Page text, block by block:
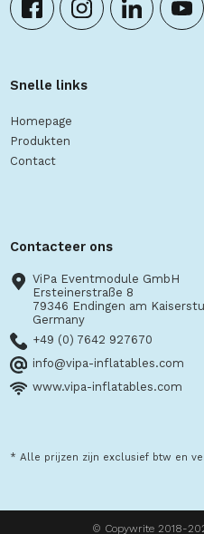
Snelle links
Homepage
Produkten
Contact
Contacteer ons
ViPa Eventmodule GmbH
Ersteinerstraße 8
79346 Endingen am
Germany
+49 (0) 7642 927670
info@vipa-inflatables.com
www.vipa-inflatables.com
* Alle prijzen zijn exclusief btw en
© Copywrite 2018-